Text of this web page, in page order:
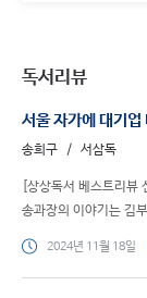
독서리뷰
송희구 서삼독
[상상독서 베스트리뷰
송과장의 이야기는 김
2024년 11월 18일